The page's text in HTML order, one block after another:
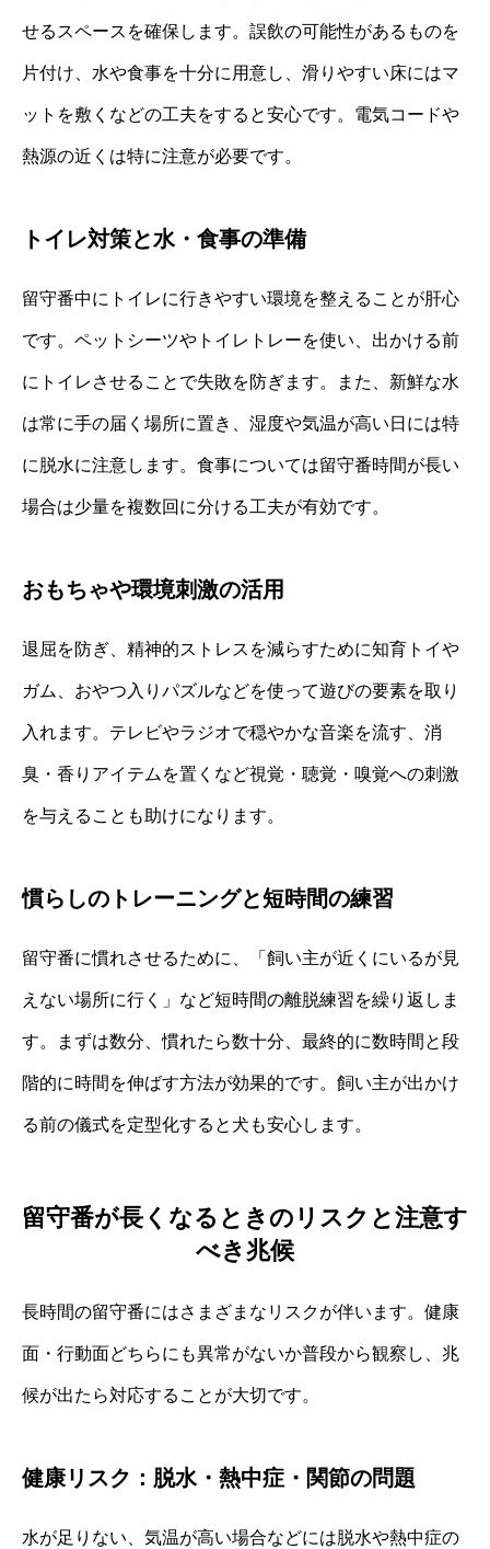
せるスペースを確保します。誤飲の可能性があるものを
片付け、水や食事を十分に用意し、滑りやすい床にはマ
ットを敷くなどの工夫をすると安心です。電気コードや
熱源の近くは特に注意が必要です。
トイレ対策と水・食事の準備
留守番中にトイレに行きやすい環境を整えることが肝心
です。ペットシーツやトイレトレーを使い、出かける前
にトイレさせることで失敗を防ぎます。また、新鮮な水
は常に手の届く場所に置き、湿度や気温が高い日には特
に脱水に注意します。食事については留守番時間が長い
場合は少量を複数回に分ける工夫が有効です。
おもちゃや環境刺激の活用
退屈を防ぎ、精神的ストレスを減らすために知育トイや
ガム、おやつ入りパズルなどを使って遊びの要素を取り
入れます。テレビやラジオで穏やかな音楽を流す、消
臭・香りアイテムを置くなど視覚・聴覚・嗅覚への刺激
を与えることも助けになります。
慣らしのトレーニングと短時間の練習
留守番に慣れさせるために、「飼い主が近くにいるが見
えない場所に行く」など短時間の離脱練習を繰り返しま
す。まずは数分、慣れたら数十分、最終的に数時間と段
階的に時間を伸ばす方法が効果的です。飼い主が出かけ
る前の儀式を定型化すると犬も安心します。
留守番が長くなるときのリスクと注意す
べき兆候
長時間の留守番にはさまざまなリスクが伴います。健康
面・行動面どちらにも異常がないか普段から観察し、兆
候が出たら対応することが大切です。
健康リスク：脱水・熱中症・関節の問題
水が足りない、気温が高い場合などには脱水や熱中症の